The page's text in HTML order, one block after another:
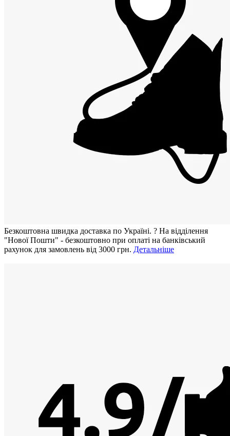
Безкоштовна швидка доставка по Україні. ? На відділення
"Нової Пошти" - безкоштовно при оплаті на банківський
рахунок для замовлень від 3000 грн. Детальніше